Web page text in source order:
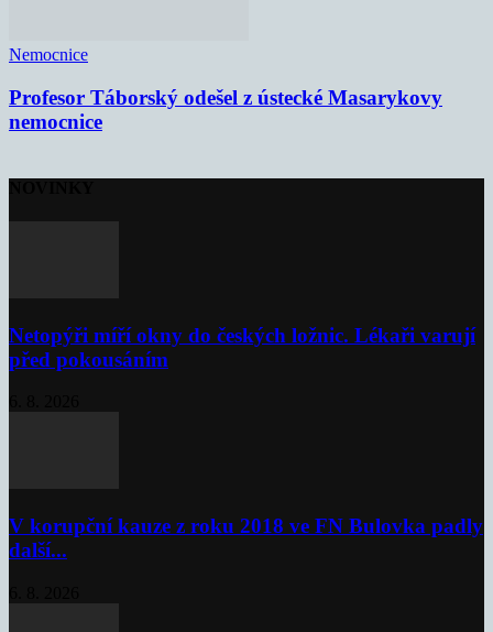
Nemocnice
Profesor Táborský odešel z ústecké Masarykovy
nemocnice
Netopýři míří okny do českých ložnic. Lékaři varují
před pokousáním
V korupční kauze z roku 2018 ve FN Bulovka padly
další...